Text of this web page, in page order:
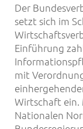
Der
setzt sich im
Einführung
mit
Wirtschaft ein.
Nationalen